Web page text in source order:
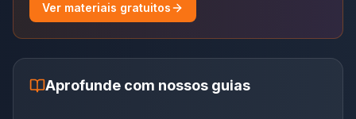
Ver materiais gratuitos
Aprofunde com nossos guias